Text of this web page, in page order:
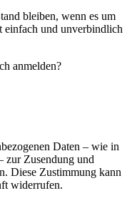
bleiben, wenn es um
einfach und unverbindlich
anmelden?
Daten – wie in
zur Zusendung und
Diese Zustimmung kann
widerrufen.